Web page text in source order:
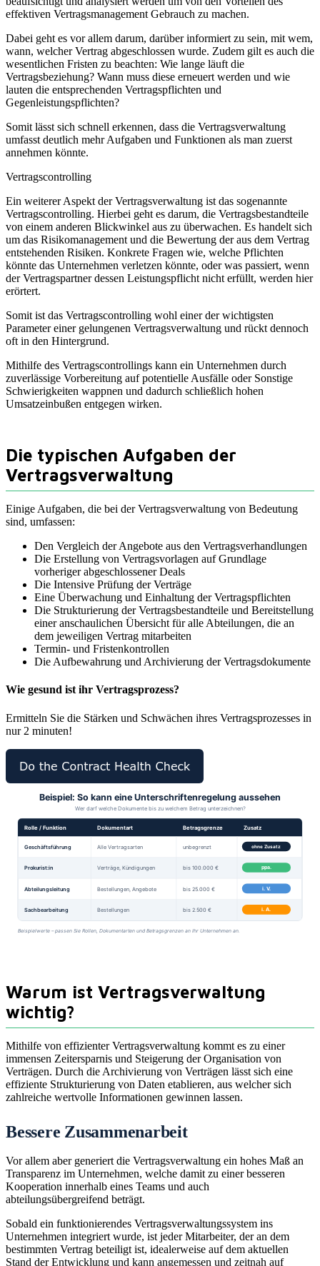
effektiven Vertragsmanagement Gebrauch zu machen.
Dabei geht es vor allem darum, darüber informiert zu sein, mit wem,
wann, welcher Vertrag abgeschlossen wurde. Zudem gilt es auch die
wesentlichen Fristen zu beachten: Wie lange läuft die
Vertragsbeziehung? Wann muss diese erneuert werden und wie
lauten die entsprechenden Vertragspflichten und
Gegenleistungspflichten?
Somit lässt sich schnell erkennen, dass die Vertragsverwaltung
umfasst deutlich mehr Aufgaben und Funktionen als man zuerst
annehmen könnte.
Vertragscontrolling
Ein weiterer Aspekt der Vertragsverwaltung ist das sogenannte
Vertragscontrolling. Hierbei geht es darum, die Vertragsbestandteile
von einem anderen Blickwinkel aus zu überwachen. Es handelt sich
um das Risikomanagement und die Bewertung der aus dem Vertrag
entstehenden Risiken. Konkrete Fragen wie, welche Pflichten
könnte das Unternehmen verletzen könnte, oder was passiert, wenn
der Vertragspartner dessen Leistungspflicht nicht erfüllt, werden hier
erörtert.
Somit ist das Vertragscontrolling wohl einer der wichtigsten
Parameter einer gelungenen Vertragsverwaltung und rückt dennoch
oft in den Hintergrund.
Mithilfe des Vertragscontrollings kann ein Unternehmen durch
zuverlässige Vorbereitung auf potentielle Ausfälle oder Sonstige
Schwierigkeiten wappnen und dadurch schließlich hohen
Umsatzeinbußen entgegen wirken.
Die typischen Aufgaben der
Vertragsverwaltung
Einige Aufgaben, die bei der Vertragsverwaltung von Bedeutung
sind, umfassen:
Den Vergleich der Angebote aus den Vertragsverhandlungen
Die Erstellung von Vertragsvorlagen auf Grundlage
vorheriger abgeschlossener Deals
Die Intensive Prüfung der Verträge
Eine Überwachung und Einhaltung der Vertragspflichten
Die Strukturierung der Vertragsbestandteile und Bereitstellung
einer anschaulichen Übersicht für alle Abteilungen, die an
dem jeweiligen Vertrag mitarbeiten
Termin- und Fristenkontrollen
Die Aufbewahrung und Archivierung der Vertragsdokumente
Wie gesund ist ihr Vertragsprozess?
Ermitteln Sie die Stärken und Schwächen ihres Vertragsprozesses in
nur 2 minuten!
Warum ist Vertragsverwaltung
wichtig?
Mithilfe von effizienter Vertragsverwaltung kommt es zu einer
immensen Zeitersparnis und Steigerung der Organisation von
Verträgen. Durch die Archivierung von Verträgen lässt sich eine
effiziente Strukturierung von Daten etablieren, aus welcher sich
zahlreiche wertvolle Informationen gewinnen lassen.
Bessere Zusammenarbeit
Vor allem aber generiert die Vertragsverwaltung ein hohes Maß an
Transparenz im Unternehmen, welche damit zu einer besseren
Kooperation innerhalb eines Teams und auch
abteilungsübergreifend beträgt.
Sobald ein funktionierendes Vertragsverwaltungssystem ins
Unternehmen integriert wurde, ist jeder Mitarbeiter, der an dem
bestimmten Vertrag beteiligt ist, idealerweise auf dem aktuellen
Stand der Entwicklung und kann angemessen und zeitnah auf